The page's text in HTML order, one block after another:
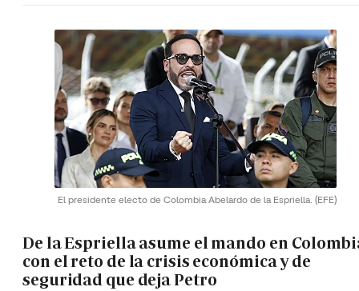
El presidente electo de Colombia Abelardo de la Espriella. (EFE)
De la Espriella asume el mando en
con el reto de la crisis económica y de
seguridad que deja Petro